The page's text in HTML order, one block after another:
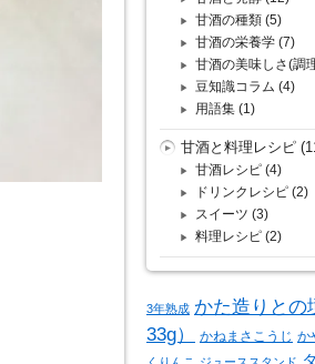
甘酒の種類 (5)
甘酒の栄養学 (7)
甘酒の美味しさ(調
豆知識コラム (4)
用語集 (1)
甘酒と料理レシピ
甘酒レシピ (4)
ドリンクレシピ (2)
スイーツ (3)
料理レシピ (2)
3年熟成 かた造りとの
33g）
かねまさこうじ か
くりんこ
ジューススタンド